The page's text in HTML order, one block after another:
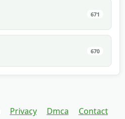
671
670
Privacy Dmca Contact